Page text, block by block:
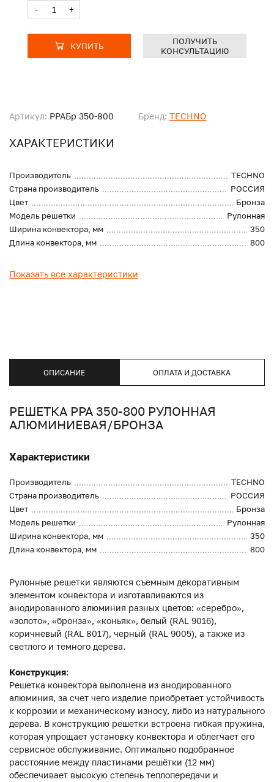
Артикул: PPAБр 350-800 Бренд: TECHNO
ХАРАКТЕРИСТИКИ
Производитель
TECHNO
Страна производитель
РОССИЯ
Цвет
Бронза
Модель решетки
Рулонная
Ширина конвектора, мм
350
Длина конвектора, мм
800
Показать все характеристики
- +
КУПИТЬ
ПОЛУЧИТЬ
КОНСУЛЬТАЦИЮ
ОПИСАНИЕ ОПЛАТА И ДОСТАВКА
РЕШЕТКА PPA 350-800 РУЛОННАЯ
АЛЮМИНИЕВАЯ/БРОНЗА
Характеристики
Производитель
TECHNO
Страна производитель
РОССИЯ
Цвет
Бронза
Модель решетки
Рулонная
Ширина конвектора, мм
350
Длина конвектора, мм
800
Рулонные решетки являются съемным декоративным
элементом конвектора и изготавливаются из
анодированного алюминия разных цветов: «серебро»,
«золото», «бронза», «коньяк», белый (RAL 9016),
коричневый (RAL 8017), черный (RAL 9005), а также из
светлого и темного дерева.
Конструкция:
Решетка конвектора выполнена из анодированного
алюминия, за счет чего изделие приобретает устойчивость
к коррозии и механическому износу, либо из натурального
дерева. В конструкцию решетки встроена гибкая пружина,
которая упрощает установку конвектора и облегчает его
сервисное обслуживание. Оптимально подобранное
расстояние между пластинами решётки (12 мм)
обеспечивает высокую степень теплопередачи и